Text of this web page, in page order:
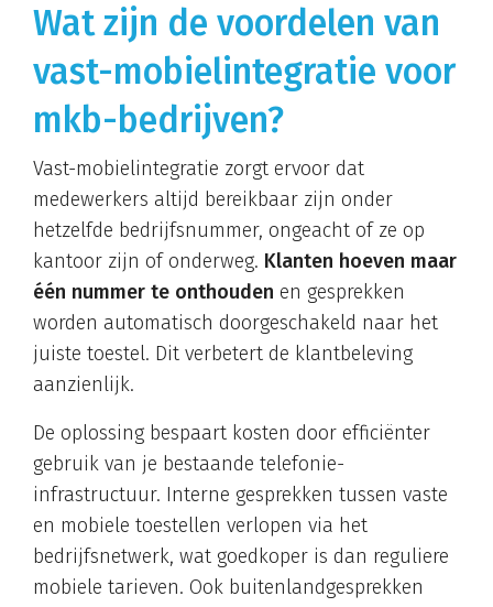
Wat zijn de voordelen van
vast-mobielintegratie voor
mkb-bedrijven?
Vast-mobielintegratie zorgt ervoor dat
medewerkers altijd bereikbaar zijn onder
hetzelfde bedrijfsnummer, ongeacht of ze op
kantoor zijn of onderweg. Klanten hoeven maar
één nummer te onthouden en gesprekken
worden automatisch doorgeschakeld naar het
juiste toestel. Dit verbetert de klantbeleving
aanzienlijk.
De oplossing bespaart kosten door efficiënter
gebruik van je bestaande telefonie-
infrastructuur. Interne gesprekken tussen vaste
en mobiele toestellen verlopen via het
bedrijfsnetwerk, wat goedkoper is dan reguliere
mobiele tarieven. Ook buitenlandgesprekken